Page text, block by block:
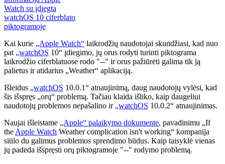
Kai kurie „Apple Watch“ laikrodžių naudotojai skundžiasi, kad nuo
pat „watchOS 10“ įdiegimo, jų orus rodyti turinti piktograma
laikrodžio ciferblatuose rodo "--" ir orus pažiūrėti galima tik ją
palietus ir atidarius „Weather“ aplikaciją.
Išleidus „watchOS 10.0.1“ atnaujinimą, daug naudotojų vylėsi, kad
šis išspręs „orų“ problemą. Tačiau klaida išliko, kaip daugeliui
naudotojų problemos nepašalino ir „watchOS 10.0.2“ atnaujinimas.
Naujai išleistame „Apple“ palaikymo dokumente, pavadinimu „If
the Apple Watch Weather complication isn't working“ kompanija
siūlo du galimus problemos sprendimo būdus. Kaip taisyklė vienas
jų padeda išspręsti orų piktogramoje "--" rodymo problemą.